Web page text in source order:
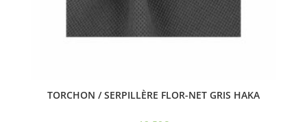
TORCHON / SERPILLÈRE FLOR-NET GRIS HAKA